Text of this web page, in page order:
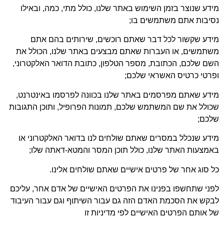
שנוצר בזמן השימוש באתר שלנו, כולל מתי, כמה, ובאילו
אתם משתמשים בו;
שקשור לכל דבר שאתם רוכשים, שירותים בהם אתם
או העברות שאתם מבצעים באתר שלנו, הכולל את
שלכם, הכתובת, מספר הטלפון, כתובת הדואר האלקטרוני,
כרטיס האשראי שלכם;
שאתם מפרסמים באתר שלנו בכוונה לפרסמו באינטרנט,
את שם המשתמש שלכם, תמונות הפרופיל, ותוכן התגובות
שנכלל במסרים שאתם שולחים לנו בדואר האלקטרוני או
האתר שלנו, כולל תוכן המסר והמטא-דאתה שלו;
סוג אחר של פרטים אישיים שאתם שולחים אלינו.
שתחשפו בפנינו את הפרטים האישיים של אדם אחר, עליכם
את הסכמת האדם הזה גם עבור השיתוף וגם עבור העיבוד
אותם הפרטים האישיים לפי מדיניות זו